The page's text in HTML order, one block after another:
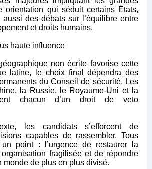
orientation qui séduit certains États,
des débats sur l’équilibre entre
et droits humains.
haute influence
non écrite favorise cette
latine, le choix final dépendra des
du Conseil de sécurité. Les
la Russie, le Royaume-Uni et la
chacun d’un droit de veto
les candidats s’efforcent de
capables de rassembler. Tous
un point : l’urgence de restaurer la
organisation fragilisée et de répondre
monde de plus en plus divisé.